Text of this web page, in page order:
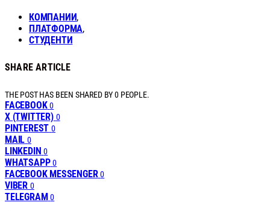
КОМПАНИИ,
ПЛАТФОРМА,
СТУДЕНТИ
SHARE ARTICLE
THE POST HAS BEEN SHARED BY0 PEOPLE.
FACEBOOK 0
X (TWITTER) 0
PINTEREST 0
MAIL 0
LINKEDIN 0
WHATSAPP 0
FACEBOOK MESSENGER 0
VIBER 0
TELEGRAM 0